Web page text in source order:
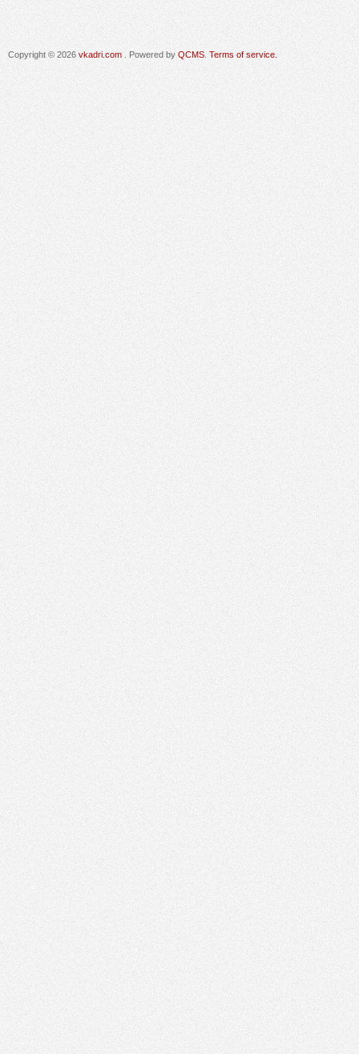
Copyright © 2026 vkadri.com . Powered by QCMS Terms of service.